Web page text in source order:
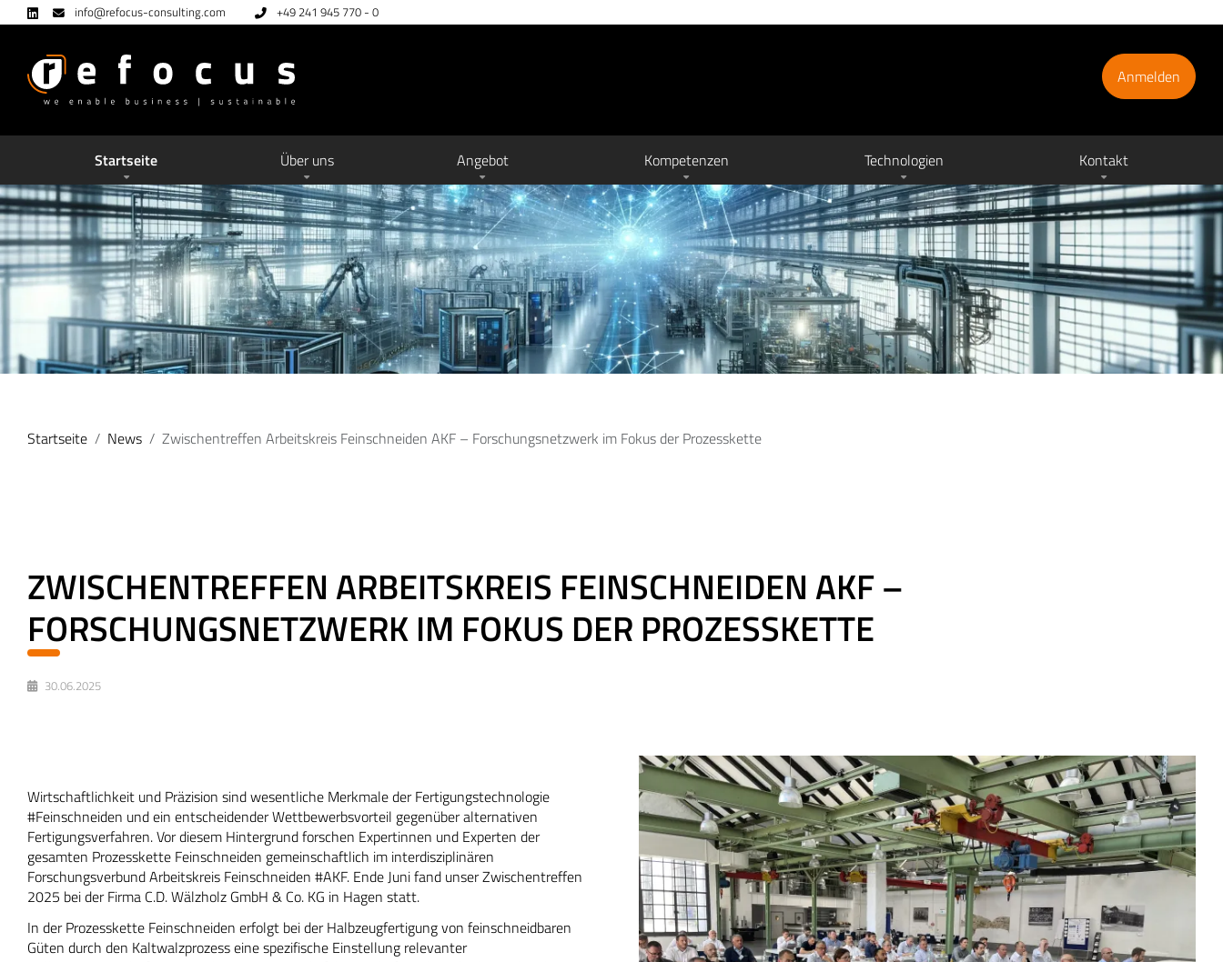
info@refocus-consulting.com +49 241 945 770 - 0
Anmelden
Startseite Über uns Angebot Kompetenzen Technologien Kontakt
Startseite News Zwischentreffen Arbeitskreis Feinschneiden AKF – Forschungsnetzwerk im Fokus der Prozesskette
ZWISCHENTREFFEN ARBEITSKREIS FEINSCHNEIDEN AKF –
FORSCHUNGSNETZWERK IM FOKUS DER PROZESSKETTE
30.06.2025
Wirtschaftlichkeit und Präzision sind wesentliche Merkmale der Fertigungstechnologie
#Feinschneiden und ein entscheidender Wettbewerbsvorteil gegenüber alternativen
Fertigungsverfahren. Vor diesem Hintergrund forschen Expertinnen und Experten der
gesamten Prozesskette Feinschneiden gemeinschaftlich im interdisziplinären
Forschungsverbund Arbeitskreis Feinschneiden #AKF. Ende Juni fand unser Zwischentreffen
2025 bei der Firma C.D. Wälzholz GmbH & Co. KG in Hagen statt.
In der Prozesskette Feinschneiden erfolgt bei der Halbzeugfertigung von feinschneidbaren
Güten durch den Kaltwalzprozess eine spezifische Einstellung relevanter